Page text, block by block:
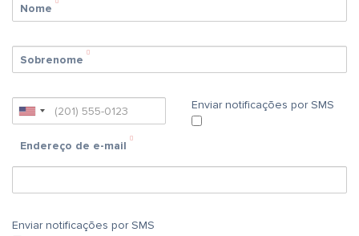
Nome
Sobrenome
Enviar notificações por SMS
Endereço de e-mail
Enviar notificações por SMS